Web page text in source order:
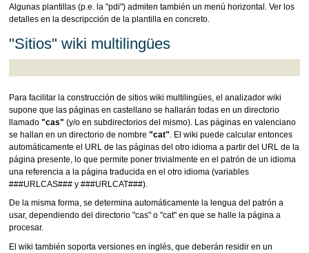
Algunas plantillas (p.e. la "pdi") admiten también un menú horizontal. Ver los
detalles en la descripcción de la plantilla en concreto.
"Sitios" wiki multilingües
Para facilitar la construcción de sitios wiki multilingües, el analizador wiki
supone que las páginas en castellano se hallarán todas en un directorio
llamado "cas" (y/o en subdirectorios del mismo). Las páginas en valenciano
se hallan en un directorio de nombre "cat". El wiki puede calcular entonces
automáticamente el URL de las páginas del otro idioma a partir del URL de la
página presente, lo que permite poner trivialmente en el patrón de un idioma
una referencia a la página traducida en el otro idioma (variables
###URLCAS### y ###URLCAT###).
De la misma forma, se determina automáticamente la lengua del patrón a
usar, dependiendo del directorio "cas" o "cat" en que se halle la página a
procesar.
El wiki también soporta versiones en inglés, que deberán residir en un